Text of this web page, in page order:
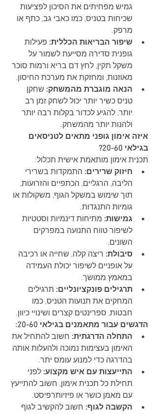
גמיש מפחיתים את הסיכון לפציעות
שכיחות בטניס, כמו כאבי גב, כתף או
מרפק.
שיפור הבריאות הכללית: פעילות
גופנית סדירה מסייעת לשמור על
משקל תקין, לחץ דם בריא ורמות סוכר
מאוזנות, ומחזקת את מערכת החיסון.
הנאה מוגברת מהמשחק: שחקן
טניס כשיר יותר יכול לשחק זמן רב
יותר, להגיע לכדור בקלות רבה יותר
ולהנות יותר מהמשחק.
איזה אימון גופני מתאים לטניסאים
בגילאי 20-60?
תכנית אימון מותאמת אישית תכלול:
חיזוק שרירים: התמקדות בשרירי
הליבה, הרגליים, הכתפיים והזרועות,
תוך שימוש במשקל הגוף, משקולות או
גומיות התנגדות.
גמישות: מתיחות דינמיות וסטטיות
לשיפור טווח התנועה במפרקים
השונים.
סיבולת: ריצה קלה, שחייה או רכיבה
על אופניים לשיפור יכולת העמידה
במאמץ ממושך.
תרגילים פונקציונליים: תרגילים
המחקים את תנועות הטניס, כמו
חבטות, ספרינטים קצרים ושינויי כיוון.
הדגשים עבור מתאמנים בגילאי 20-60:
התחלה הדרגתית: חשוב להתחיל את
האימון בעצימות נמוכה ולהעלות אותה
בהדרגה כדי למנוע עומס יתר.
התייעצות עם איש מקצוע: לפני
תחילת כל תכנית אימון, חשוב להתייעץ
עם מאמן כושר או פיזיותרפיסט.
הקשבה לגוף: חשוב להקשיב לגוף